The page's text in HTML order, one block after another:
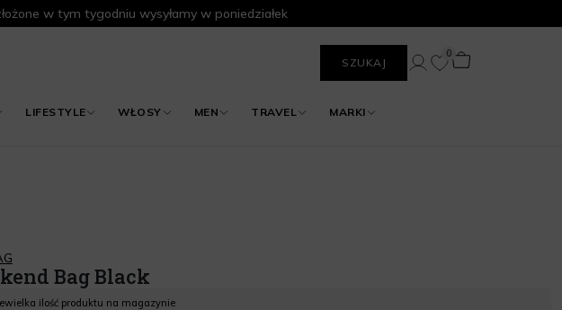
w tym tygodniu wysyłamy w poniedziałek
SZUKAJ
LIFESTYLE WŁOSY MEN TRAVEL MARKI
0
Bag Black
ilość produktu na magazynie